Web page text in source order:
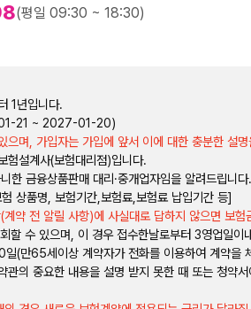
(평일 09:30 ~ 18:30)
1년입니다.
01-21 ~ 2027-01-20)
며, 가입자는 가입에 앞서 이에 대한 충분한 설
험설계사(보험대리점)입니다.
한 금융상품판매 대리·중개업자임을 알려드립니다.
상품명, 보험기간,보험료,보험료 납입기간 등]
약 전 알릴 사항)에 사실대로 답하지 않으면 보
수 있으며, 이 경우 접수한날로부터 3영업일
(만65세이상 계약자가 전화를 이용하여 계약
의 중요한 내용을 설명 받지 못한 때 또는 청